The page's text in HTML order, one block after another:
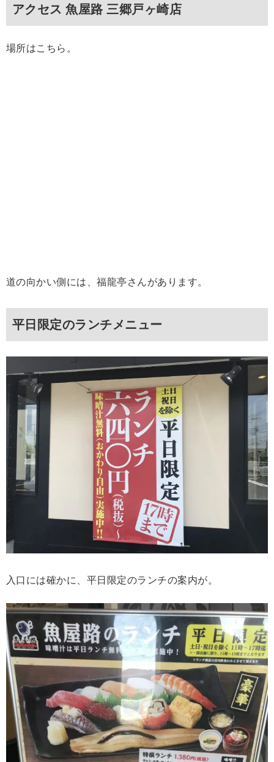
アクセス 魚屋路 三郷戸ヶ崎店
場所はこちら。
道の向かい側には、福龍亭さんがあります。
平日限定のランチメニュー
入口には確かに、平日限定のランチの案内が。